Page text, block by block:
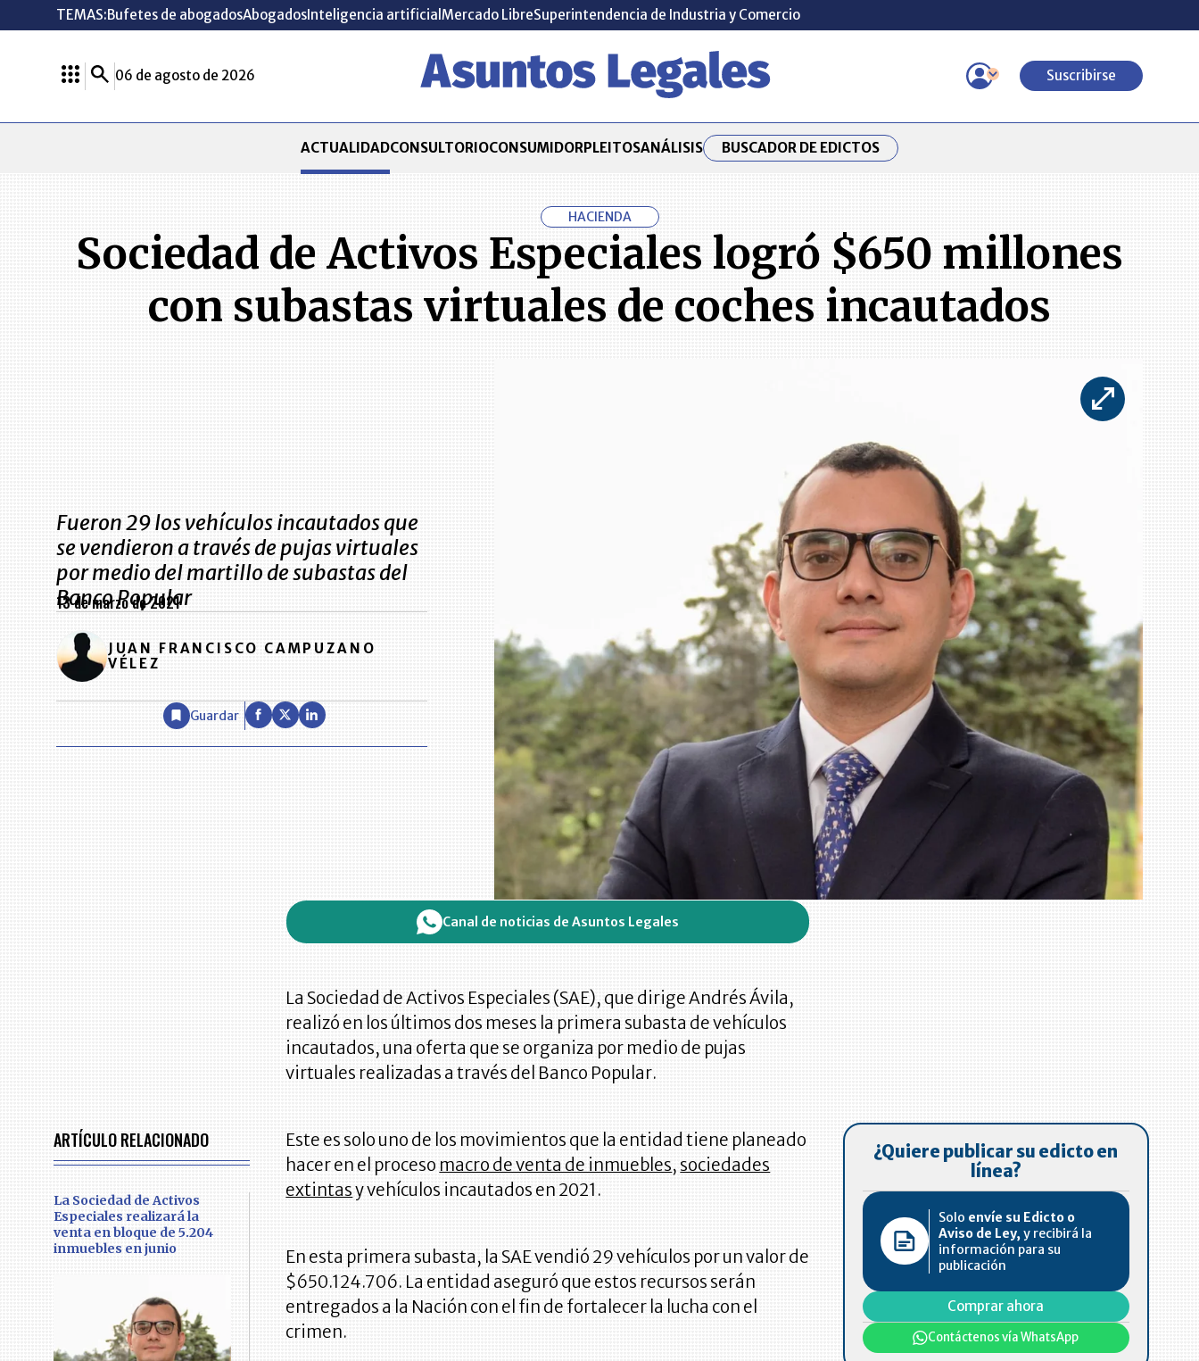
TEMAS:Bufetes de abogadosAbogadosInteligencia artificial Mercado LibreSuperintendencia de Industria y Comercio
06 de agosto de 2026 Suscribirse
ACTUALIDADCONSULTORIOCONSUMIDORPLEITOSANÁLISIS BUSCADOR DE EDICTOS
HACIENDA
Sociedad de Activos Especiales logró $650 millones
con subastas virtuales de coches incautados
Fueron 29 los vehículos incautados que
se vendieron a través de pujas virtuales
por medio del martillo de subastas del
Banco Popular
13 de marzo de 2021
JUAN FRANCISCO CAMPUZANO
VÉLEZ
Guardar
Canal de noticias de Asuntos Legales
La Sociedad de Activos Especiales (SAE), que dirige Andrés Ávila,
realizó en los últimos dos meses la primera subasta de vehículos
incautados, una oferta que se organiza por medio de pujas
virtuales realizadas a través del Banco Popular.
ARTÍCULO RELACIONADO
La Sociedad de Activos
Especiales realizará la
venta en bloque de 5.204
inmuebles en junio
Este es solo uno de los movimientos que la entidad tiene planeado
hacer en el proceso macro de venta de inmuebles, sociedades
extintasy vehículos incautados en 2021.
En esta primera subasta, la SAE vendió 29 vehículos por un valor de
$650.124.706. La entidad aseguró que estos recursos serán
entregados a la Nación con el fin de fortalecer la lucha con el
crimen.
¿Quiere publicar su edicto en
línea?
Solo envíe su Edicto o
Aviso de Ley, y recibirá la
información para su
publicación
Comprar ahora
Contáctenos vía WhatsApp